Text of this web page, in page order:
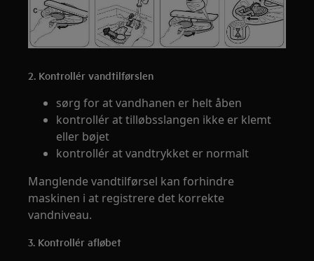
2. Kontrollér vandtilførslen
sørg for at vandhanen er helt åben
kontrollér at tilløbsslangen ikke er klemt
eller bøjet
kontrollér at vandtrykket er normalt
Manglende vandtilførsel kan forhindre
maskinen i at registrere det korrekte
vandniveau.
3. Kontrollér afløbet